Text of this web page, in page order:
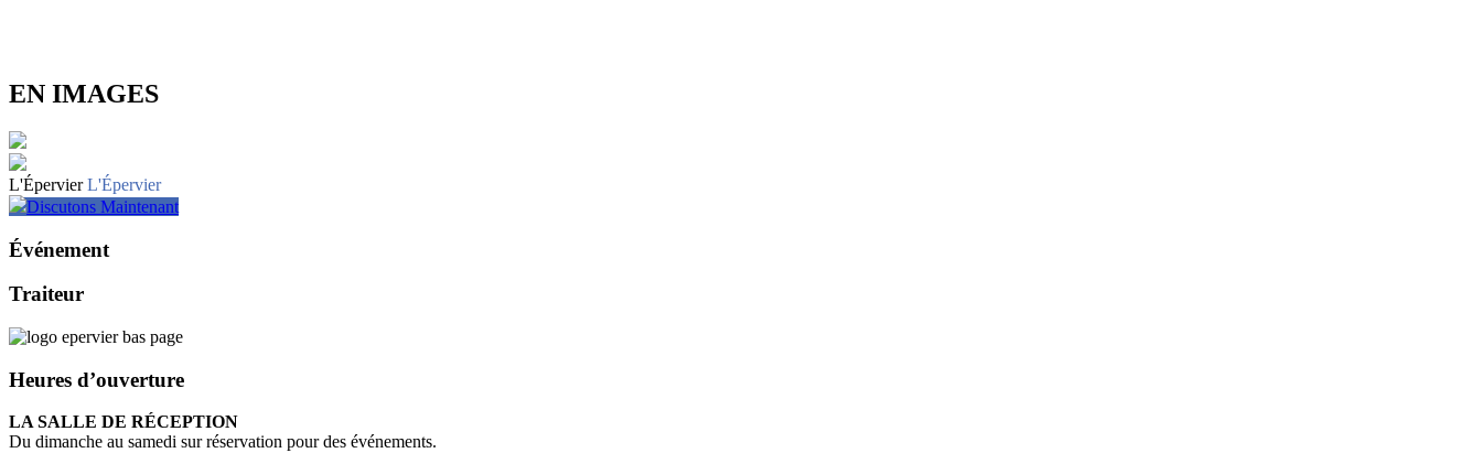
EN IMAGES
L'Épervier L'Épervier
Discutons Maintenant
Événement
Traiteur
Heures d’ouverture
LA SALLE DE RÉCEPTION
Du dimanche au samedi sur réservation pour des événements.